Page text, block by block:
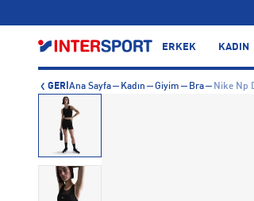
ERKEK KADIN
GERİ Ana Sayfa Kadın Giyim Bra
Nike Np